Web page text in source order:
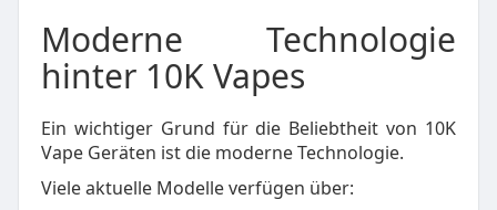
Moderne Technologie
hinter 10K Vapes
Ein wichtiger Grund für die Beliebtheit von 10K
Vape Geräten ist die moderne Technologie.
Viele aktuelle Modelle verfügen über: